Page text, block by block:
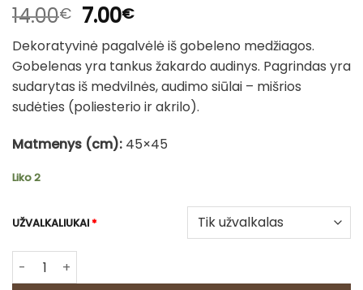
14.00€ Original
price
was:
14.00€.
7.00€Current
price
is:
7.00€.
Dekoratyvinė pagalvėlė iš gobeleno medžiagos.
Gobelenas yra tankus žakardo audinys. Pagrindas yra
sudarytas iš medvilnės, audimo siūlai – mišrios
sudėties (poliesterio ir akrilo).
Matmenys (cm): 45×45
Liko 2
UŽVALKALIUKAI*
produkto kiekis: Gobeleno pagalvėlė - Šuo Vadovas